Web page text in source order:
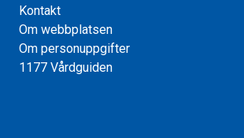
Kontakt
Om webbplatsen
Om personuppgifter
1177 Vårdguiden